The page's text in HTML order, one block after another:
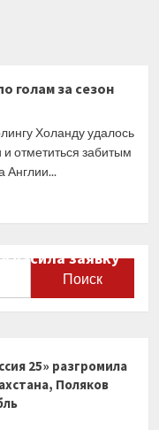
голам за сезон
Холанду удалось
и отметиться забитым
Англии...
заявку
25» разгромила
Поляков